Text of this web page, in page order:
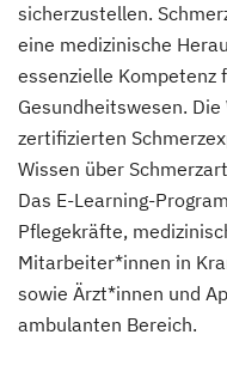
sicherzustellen.
eine medizinische
essenzielle Kompetenz
Gesundheitswesen.
zertifizierten
Wissen über
Das E-Learning-
Pflegekräfte,
Mitarbeiter*innen in
sowie Ärzt*innen und
ambulanten Bereich.